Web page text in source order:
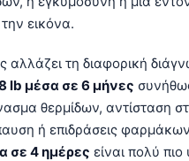
εικόνα.
αλλάζει τη διαφορική
lb μέσα σε 6 μήνες
θερμίδων, αντίσταση
ή επιδράσεις
σε 4 ημέρες είναι πολύ πιο